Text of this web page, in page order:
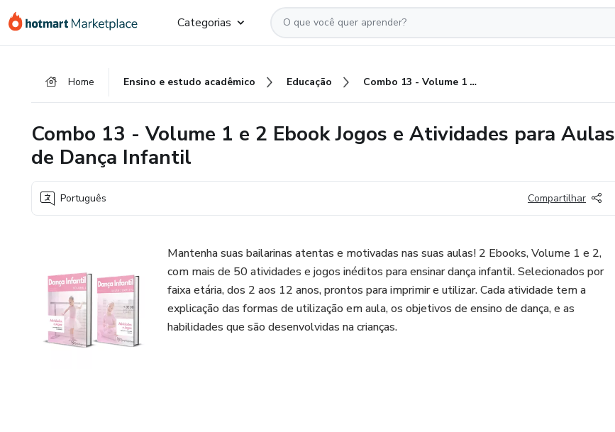
para
para
para
Categorias
Home Ensino e estudo acadêmico Educação Combo 13 - Volume 1 e 2 Ebook Jogos e Atividades para Aulas de Dança Infantil
Combo 13 - Volume 1 e 2 Ebook Jogos e Atividades para Aulas
de Dança Infantil
Português Compartilhar
Mantenha suas bailarinas atentas e motivadas nas suas aulas! 2 Ebooks, Volume 1 e 2,
com mais de 50 atividades e jogos inéditos para ensinar dança infantil. Selecionados por
faixa etária, dos 2 aos 12 anos, prontos para imprimir e utilizar. Cada atividade tem a
explicação das formas de utilização em aula, os objetivos de ensino de dança, e as
habilidades que são desenvolvidas na crianças.